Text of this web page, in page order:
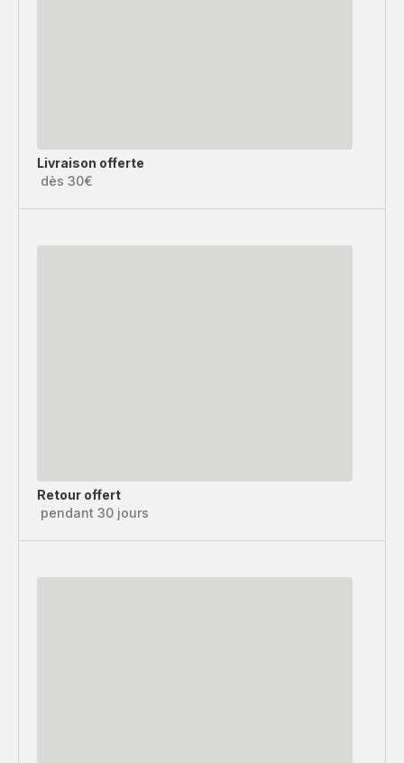
Livraison offerte
dès 30€
Retour offert
pendant 30 jours